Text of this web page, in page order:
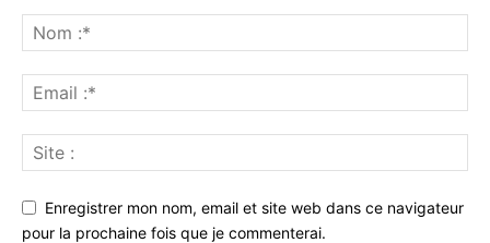
Enregistrer mon nom, email et site web dans ce navigateur
pour la prochaine fois que je commenterai.